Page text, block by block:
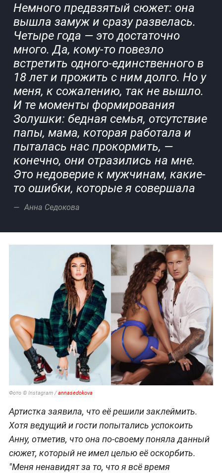
Немного предвзятый сюжет: она
вышла замуж и сразу развелась.
Четыре года — это достаточно
много. Да, кому-то повезло
встретить одного-единственного в
18 лет и прожить с ним долго. Но у
меня, к сожалению, так не вышло.
И те моменты формирования
Золушки: бедная семья, отсутствие
папы, мама, которая работала и
пыталась нас прокормить, —
конечно, они отразились на мне.
Это недоверие к мужчинам, какие-
то ошибки, которые я совершала
Анна Седокова
Фото © Instagram /annasedokova
Артистка заявила, что её решили заклеймить.
Хотя ведущий и гости попытались успокоить
Анну, отметив, что она по-своему поняла данный
сюжет, который не имел целью её оскорбить.
"Меня ненавидят за то, что я всё время